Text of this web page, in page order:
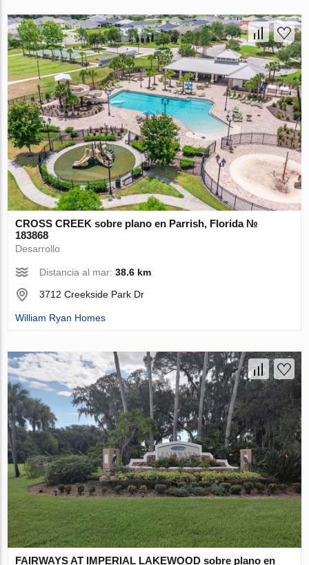
CROSS CREEK sobre plano en Parrish, Florida №
183868
Desarrollo
Distancia al mar:38.6 km
3712 Creekside Park Dr
William Ryan Homes
FAIRWAYS AT IMPERIAL LAKEWOOD sobre plano en